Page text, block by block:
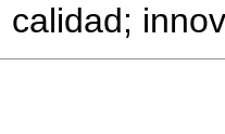
calidad;